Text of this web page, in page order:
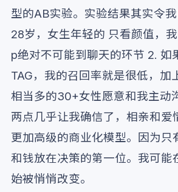
型的AB实验。实验结果其实令
28岁，女生年轻的 只看颜值，
p绝对不可能到聊天的环节 2. 如
TAG，我的召回率就是很低，加
相当多的30+女性愿意和我主动
两点几乎让我确信了，相亲和爱
更加高级的商业化模型。因为只
和钱放在决策的第一位。我可能
始被悄悄改变。